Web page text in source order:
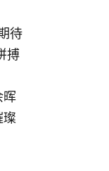
待
搏
晖